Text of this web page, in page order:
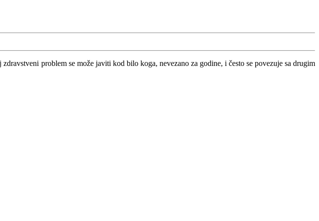
problem se može javiti kod bilo koga, nevezano za godine, i često se povezuje sa drugim